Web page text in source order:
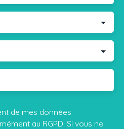
de mes données
au RGPD. Si vous ne